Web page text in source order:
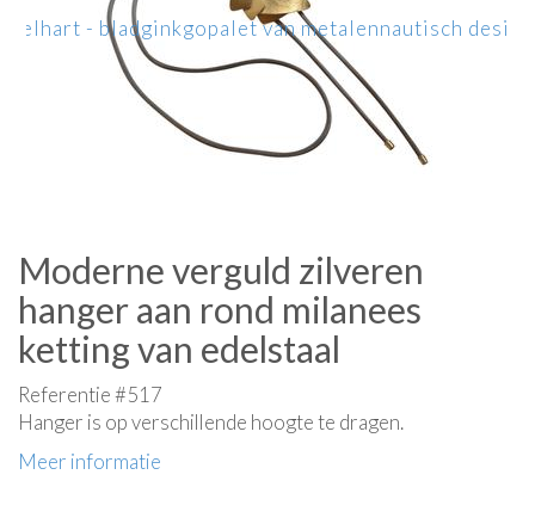
hart - bladginkgopalet van metalennautisch design
Moderne verguld zilveren
hanger aan rond milanees
ketting van edelstaal
Referentie #517
Hanger is op verschillende hoogte te dragen.
Meer informatie